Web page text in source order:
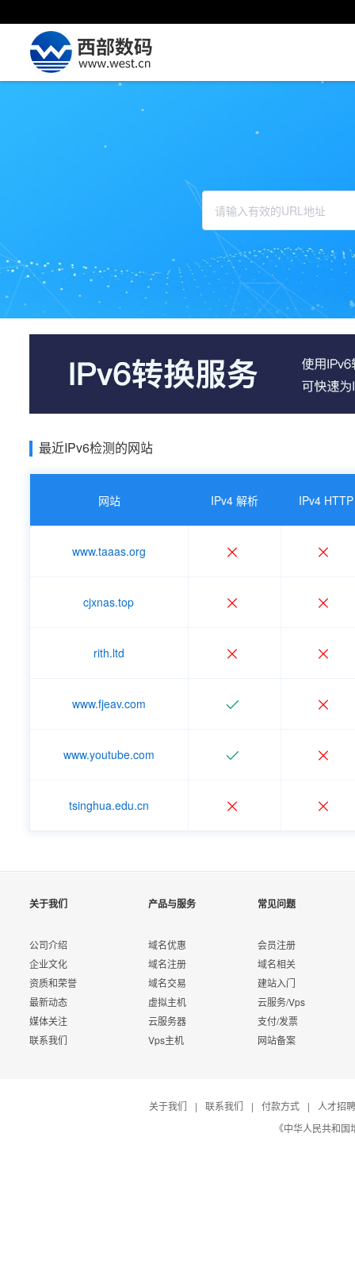
最近IPv6检测的网站
网站 IPv4 解析 IPv4 HTTP
www.taaas.org
cjxnas.top
rith.ltd
www.fjeav.com
www.youtube.com
tsinghua.edu.cn
关于我们
公司介绍
企业文化
资质和荣誉
最新动态
媒体关注
联系我们
产品与服务
域名优惠
域名注册
域名交易
虚拟主机
云服务器
Vps主机
常见问题
会员注册
域名相关
建站入门
云服务/Vps
支付/发票
网站备案
关于我们 | 联系我们 | 付款方式 |
人才招聘
《中华人民共和